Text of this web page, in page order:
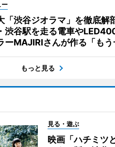
ー
「渋谷ジオラマ」を徹底
渋谷駅を走る電車や
ーMAJIRIさんが作る「もう
もっと見る
見る・遊ぶ
映画「ハチミツ